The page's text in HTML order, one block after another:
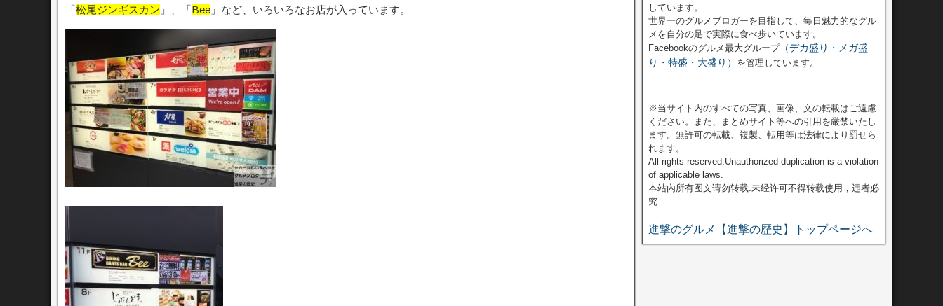
「松尾ジンギスカン 」、「Bee 」など、いろいろなお店が入っています。
しています。
世界一のグルメブロガーを目指して、毎日魅力的なグル
メを自分の足で実際に食べ歩いています。
Facebookのグルメ最大グループ（デカ盛り・メガ盛
り・特盛・大盛り） を管理しています。
※当サイト内のすべての写真、画像、文の転載はご遠慮
ください。また、まとめサイト等への引用を厳禁いたし
ます。無許可の転載、複製、転用等は法律により罰せら
れます。
All rights reserved.Unauthorized duplication is a violation
of applicable laws.
本站內所有图文请勿转载.未经许可不得转载使用，违者必
究.
進撃のグルメ【進撃の歴史】トップページへ